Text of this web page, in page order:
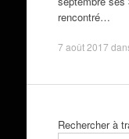
rencontré…
7 août 2017
Rechercher à